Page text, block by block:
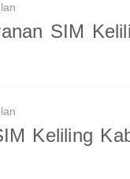
SIM
Keliling